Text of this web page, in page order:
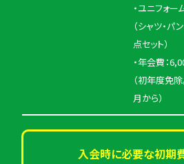
・ユニフォー
（シャツ・パ
点セット）
・年会費：
（初年度免
月から）
入会時に必要な初期